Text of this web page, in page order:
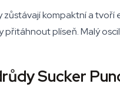
zůstávají kompaktní a
plíseň. Malý
Sucker